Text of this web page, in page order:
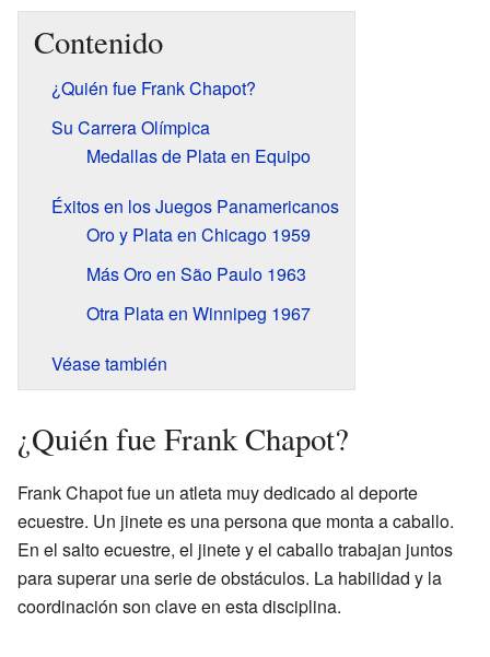
Contenido
¿Quién fue Frank Chapot?
Su Carrera Olímpica
Medallas de Plata en Equipo
Éxitos en los Juegos Panamericanos
Oro y Plata en Chicago 1959
Más Oro en São Paulo 1963
Otra Plata en Winnipeg 1967
Véase también
¿Quién fue Frank Chapot?
Frank Chapot fue un atleta muy dedicado al deporte
ecuestre. Un jinete es una persona que monta a caballo.
En el salto ecuestre, el jinete y el caballo trabajan juntos
para superar una serie de obstáculos. La habilidad y la
coordinación son clave en esta disciplina.